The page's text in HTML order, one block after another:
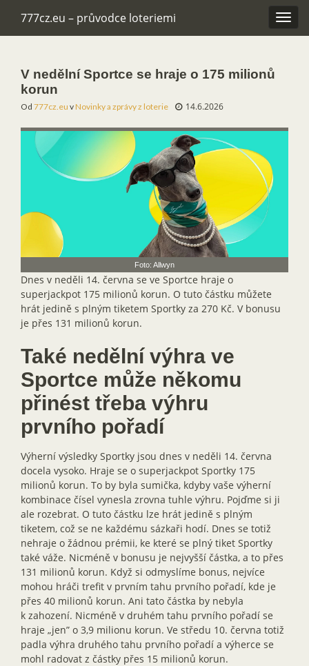
777cz.eu – průvodce loteriemi
V nedělní Sportce se hraje o 175 milionů
korun
Od 777cz.eu vNovinky a zprávy z loterie 14.6.2026
Foto: Allwyn
Dnes v neděli 14. června se ve Sportce hraje o
superjackpot 175 milionů korun. O tuto částku můžete
hrát jedině s plným tiketem Sportky za 270 Kč. V bonusu
je přes 131 milionů korun.
Také nedělní výhra ve
Sportce může někomu
přinést třeba výhru
prvního pořadí
Výherní výsledky Sportky jsou dnes v neděli 14. června
docela vysoko. Hraje se o superjackpot Sportky 175
milionů korun. To by byla sumička, kdyby vaše výherní
kombinace čísel vynesla zrovna tuhle výhru. Pojďme si ji
ale rozebrat. O tuto částku lze hrát jedině s plným
tiketem, což se ne každému sázkaři hodí. Dnes se totiž
nehraje o žádnou prémii, ke které se plný tiket Sportky
také váže. Nicméně v bonusu je nejvyšší částka, a to přes
131 milionů korun. Když si odmyslíme bonus, nejvíce
mohou hráči trefit v prvním tahu prvního pořadí, kde je
přes 40 milionů korun. Ani tato částka by nebyla
k zahození. Nicméně v druhém tahu prvního pořadí se
hraje „jen” o 3,9 milionu korun. Ve středu 10. června totiž
padla výhra druhého tahu prvního pořadí a výherce se
mohl radovat z částky přes 15 milionů korun.